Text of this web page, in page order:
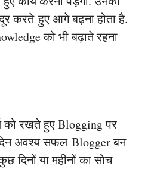
दूर करतेहुए आगे बढ़ना होता है.
को भी बढ़ाते रहना
को रखते हुए Blogging पर
अवश्य सफल Blogger बन
दिनों या महीनों का सोच